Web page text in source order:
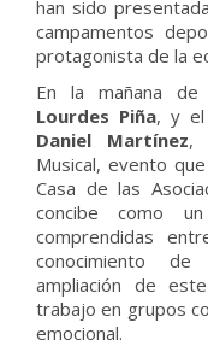
han sido
campamentos
protagonista de la
En la mañana de
Lourdes Piña, y el
Daniel Martínez,
Musical, evento
Casa de las
concibe como
comprendidas
conocimiento de
ampliación de
trabajo en grupos
emocional.